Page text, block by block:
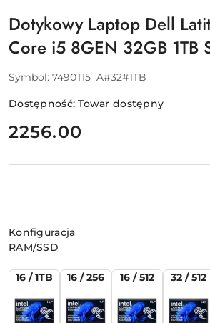
Dotykowy Laptop Dell
Core i5 8GEN 32GB 1TB
Symbol: 7490TI5_A#32#1TB
Dostępność:Towar dostępny
cena:
2256.00
Wariant
Konfiguracja
RAM/SSD
16 / 1TB 16 / 256 16 / 512 32 / 512